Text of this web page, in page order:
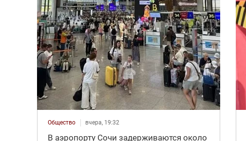
Общество вчера, 19:32
В аэропорту Сочи задерживаются около